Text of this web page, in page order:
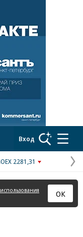
ad
Вход
2281,31
ОК